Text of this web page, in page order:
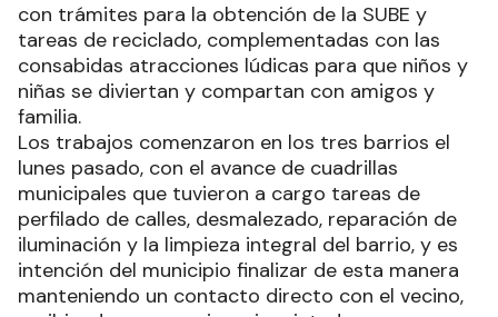
con trámites para la obtención de la SUBE y
tareas de reciclado, complementadas con las
consabidas atracciones lúdicas para que niños y
niñas se diviertan y compartan con amigos y
familia.
Los trabajos comenzaron en los tres barrios el
lunes pasado, con el avance de cuadrillas
municipales que tuvieron a cargo tareas de
perfilado de calles, desmalezado, reparación de
iluminación y la limpieza integral del barrio, y es
intención del municipio finalizar de esta manera
manteniendo un contacto directo con el vecino,